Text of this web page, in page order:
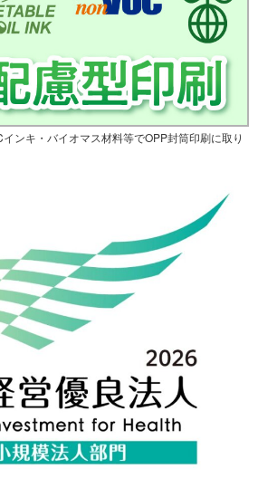
ンキ・バイオマス材料等でOPP封筒印刷に取り